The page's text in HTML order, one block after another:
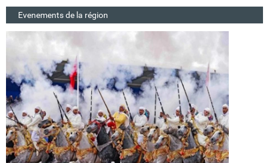
Evenements de la région